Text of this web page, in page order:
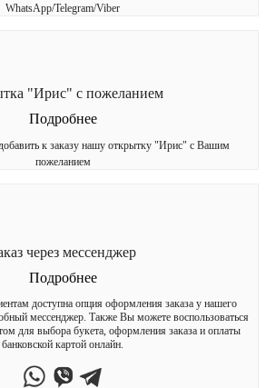
WhatsApp/Telegram/Viber
"Ирис" с пожеланием
Подробнее
к заказу нашу открытку "Ирис" с Вашим
пожеланием
через мессенджер
Подробнее
доступна опция оформления заказа у нашего
мессенджер. Также Вы можете воспользоваться
для выбора букета, оформления заказа и оплаты
банковской картой онлайн.